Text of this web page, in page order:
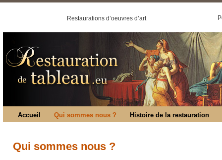
Restaurations d’oeuvres d’art
Accueil Qui sommes nous ? Histoire de la restauration
Qui sommes nous ?